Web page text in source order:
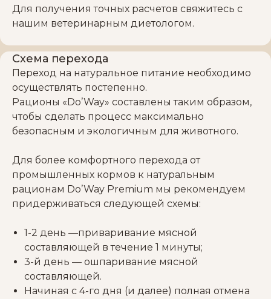
Для получения точных расчетов свяжитесь с
нашим ветеринарным диетологом.
Схема перехода
Переход на натуральное питание необходимо
осуществлять постепенно.
Рационы «Do’Way» составлены таким образом,
чтобы сделать процесс максимально
безопасным и экологичным для животного.
Для более комфортного перехода от
промышленных кормов к натуральным
рационам Do’Way Premium мы рекомендуем
придерживаться следующей схемы:
1-2 день —приваривание мясной
составляющей в течение 1 минуты;
3-й день — ошпаривание мясной
составляющей.
Начиная с 4-го дня (и далее) полная отмена